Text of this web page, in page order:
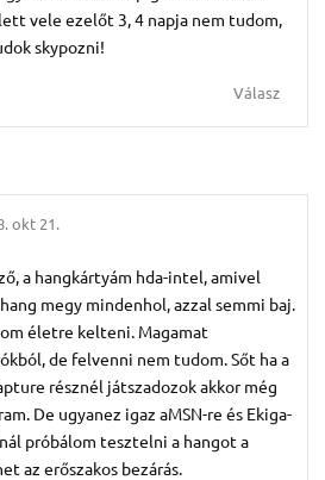
vele ezelőt 3, 4 napja nem tudom,
skypozni!
Válasz
okt 21.
a hangkártyám hda-intel, amivel
megy mindenhol, azzal semmi baj.
életre kelteni. Magamat
de felvenni nem tudom. Sőt ha a
résznél játszadozok akkor még
De ugyanez igaz aMSN-re és Ekiga-
próbálom tesztelni a hangot a
az erőszakos bezárás.